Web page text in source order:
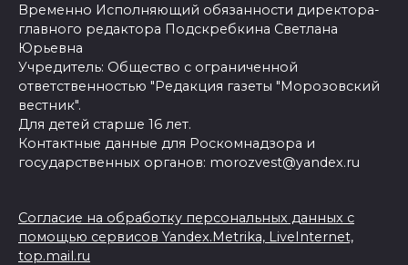
Временно Исполняющий обязанности директора-
главного редактора Подскребкина Светлана
Юрьевна
Учредитель: Общество с ограниченной
ответственностью "Редакция газеты "Морозовский
вестник".
Для детей старше 16 лет.
Контактные данные для Роскомнадзора и
государственных органов: morozvest@yandex.ru
Согласие на обработку персональных данных с
помощью сервисов Yandex.Metrika, LiveInternet,
top.mail.ru